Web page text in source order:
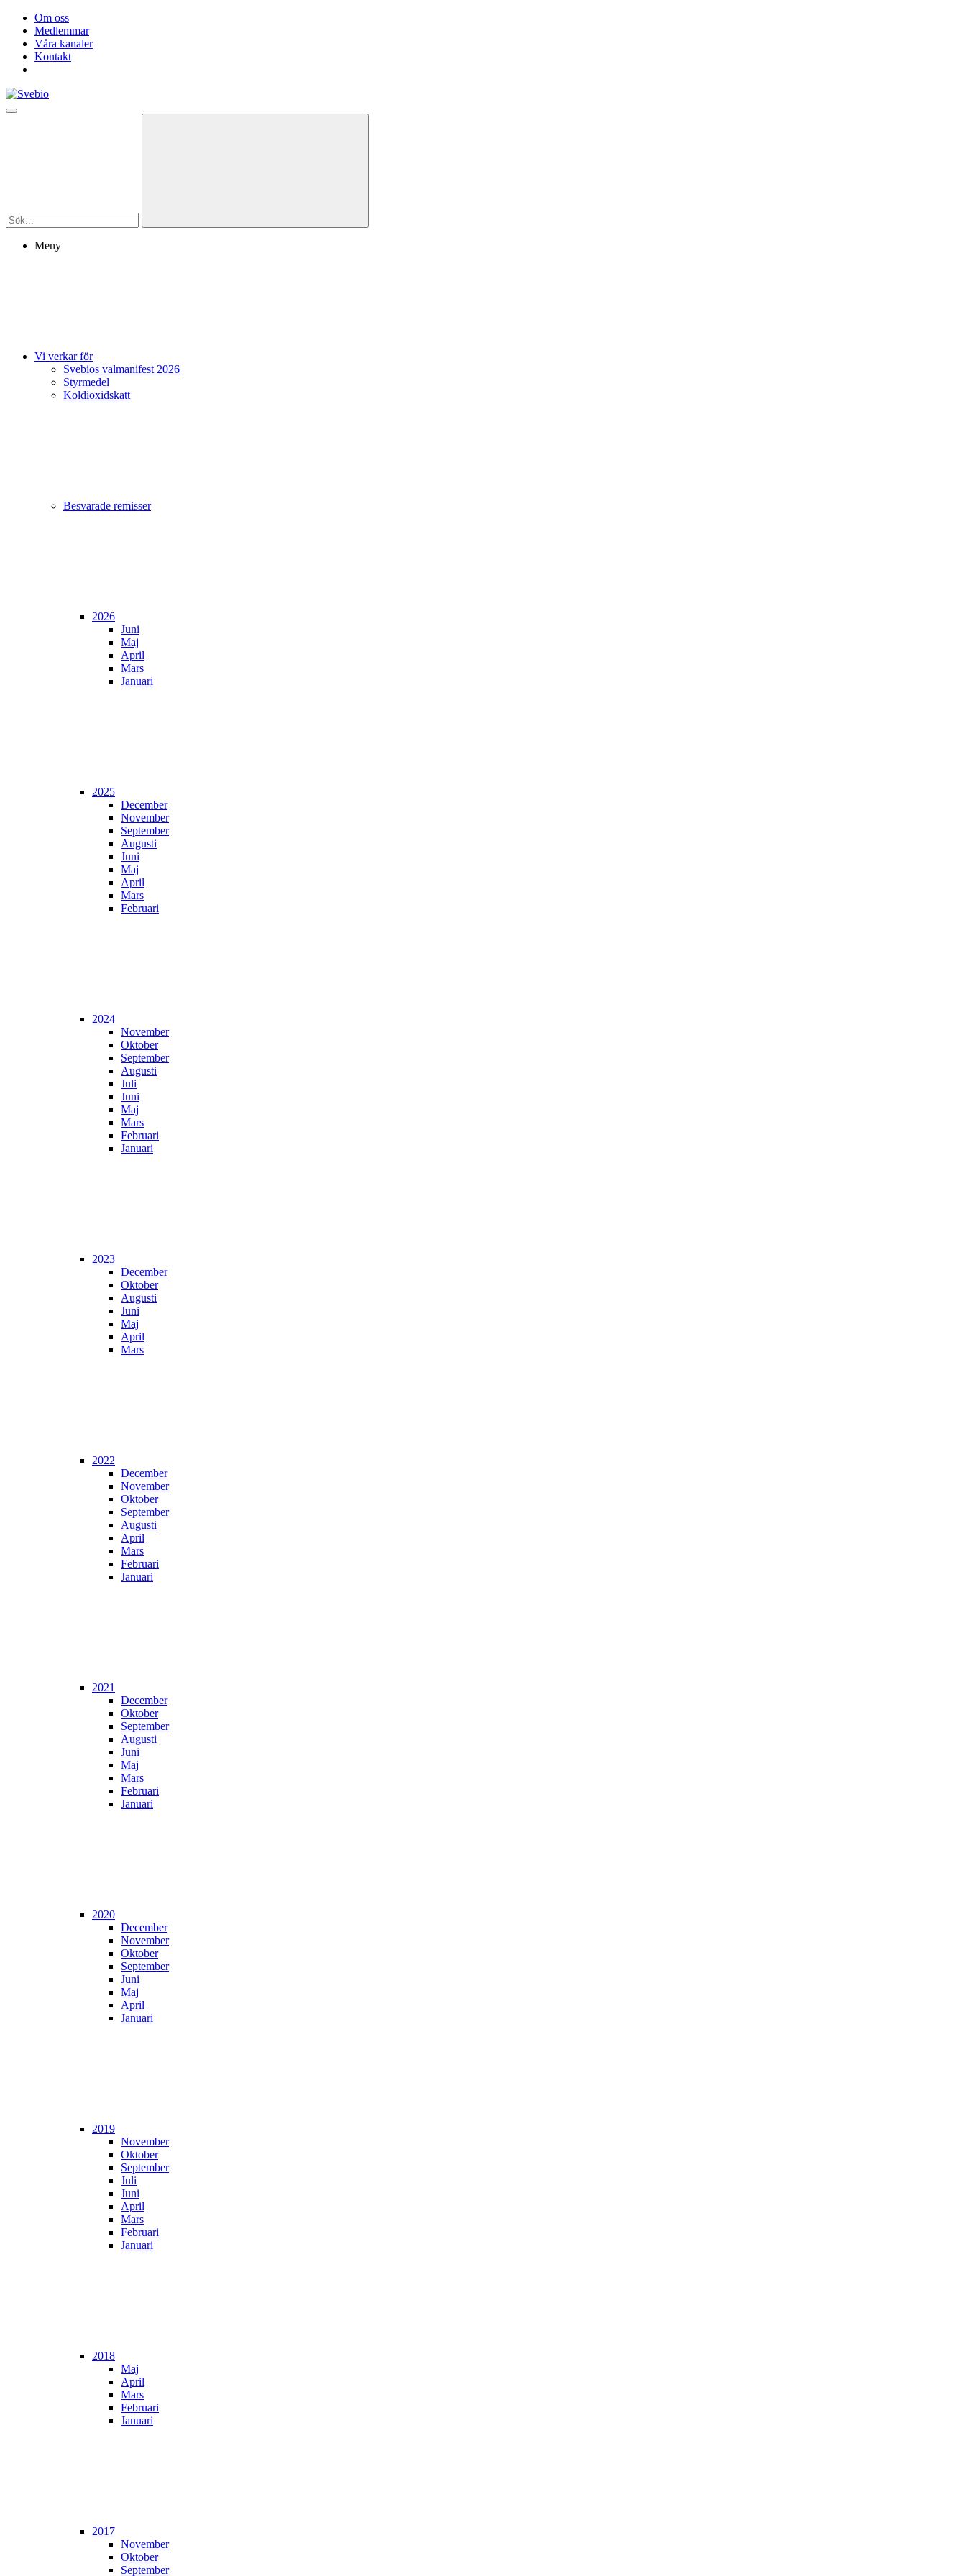
Om oss
Medlemmar
Våra kanaler
Kontakt
Meny
Vi verkar för
Svebios valmanifest 2026
Styrmedel
Koldioxidskatt
Besvarade remisser
2026
Juni
Maj
April
Mars
Januari
2025
December
November
September
Augusti
Juni
Maj
April
Mars
Februari
2024
November
Oktober
September
Augusti
Juli
Juni
Maj
Mars
Februari
Januari
2023
December
Oktober
Augusti
Juni
Maj
April
Mars
2022
December
November
Oktober
September
Augusti
April
Mars
Februari
Januari
2021
December
Oktober
September
Augusti
Juni
Maj
Mars
Februari
Januari
2020
December
November
Oktober
September
Juni
Maj
April
Januari
2019
November
Oktober
September
Juli
Juni
April
Mars
Februari
Januari
2018
Maj
April
Mars
Februari
Januari
2017
November
Oktober
September